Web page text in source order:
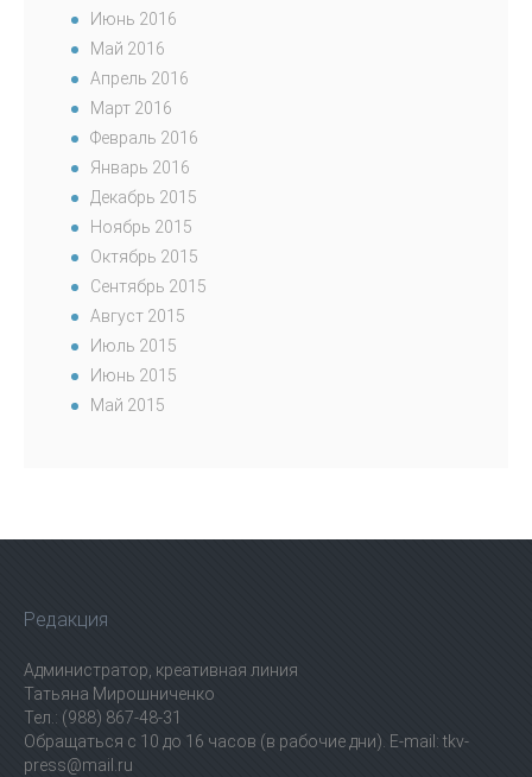
Июнь 2016
Май 2016
Апрель 2016
Март 2016
Февраль 2016
Январь 2016
Декабрь 2015
Ноябрь 2015
Октябрь 2015
Сентябрь 2015
Август 2015
Июль 2015
Июнь 2015
Май 2015
Редакция
Администратор, креативная линия
Татьяна Мирошниченко
Тел.: (988) 867-48-31
Обращаться с 10 до 16 часов (в рабочие дни). E-mail: tkv-
press@mail.ru